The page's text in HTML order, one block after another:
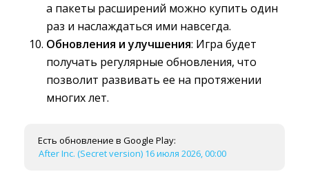
а пакеты расширений можно купить один
раз и наслаждаться ими навсегда.
Обновления и улучшения: Игра будет
получать регулярные обновления, что
позволит развивать ее на протяжении
многих лет.
Есть обновление в Google Play:
After Inc. (Secret version) 16 июля 2026, 00:00